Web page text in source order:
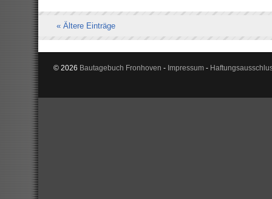
« Ältere Einträge
© 2026 Bautagebuch Fronhoven - Impressum-